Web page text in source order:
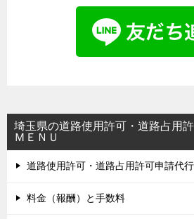
埼玉県の道路使用許可・道路占用
ＭＥＮＵ
道路使用許可・道路占用許可申請代
料金（報酬）と手数料